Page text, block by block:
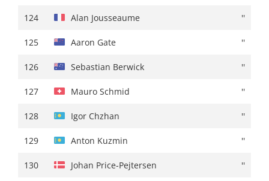
124 Alan Jousseaume ''
125 Aaron Gate ''
126 Sebastian Berwick ''
127 Mauro Schmid ''
128 Igor Chzhan ''
129 Anton Kuzmin ''
130 Johan Price-Pejtersen ''
124 Alexy Faure-Prost ''
125 Anton Kuzmin + 02:41
126 Jimmy Janssens ''
127 Joseba Lopez + 02:43
128 Sebastian Berwick + 02:46
129 Sepp Kuss + 02:50
130 Milan Vader + 02:51